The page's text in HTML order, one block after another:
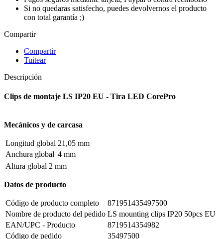
Si no quedaras satisfecho, puedes devolvernos el producto
con total garantía ;)
Compartir
Compartir
Tuitear
Descripción
Clips de montaje LS IP20 EU - Tira LED CorePro
Mecánicos y de carcasa
Longitud global 21,05 mm
Anchura global 4 mm
Altura global 2 mm
Datos de producto
Código de producto completo
871951435497500
Nombre de producto del pedido LS mounting clips IP20 50pcs EU
EAN/UPC - Producto
8719514354982
Código de pedido
35497500